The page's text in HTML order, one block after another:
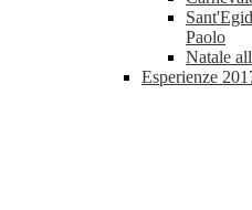
Paolo
Natale
Esperienze